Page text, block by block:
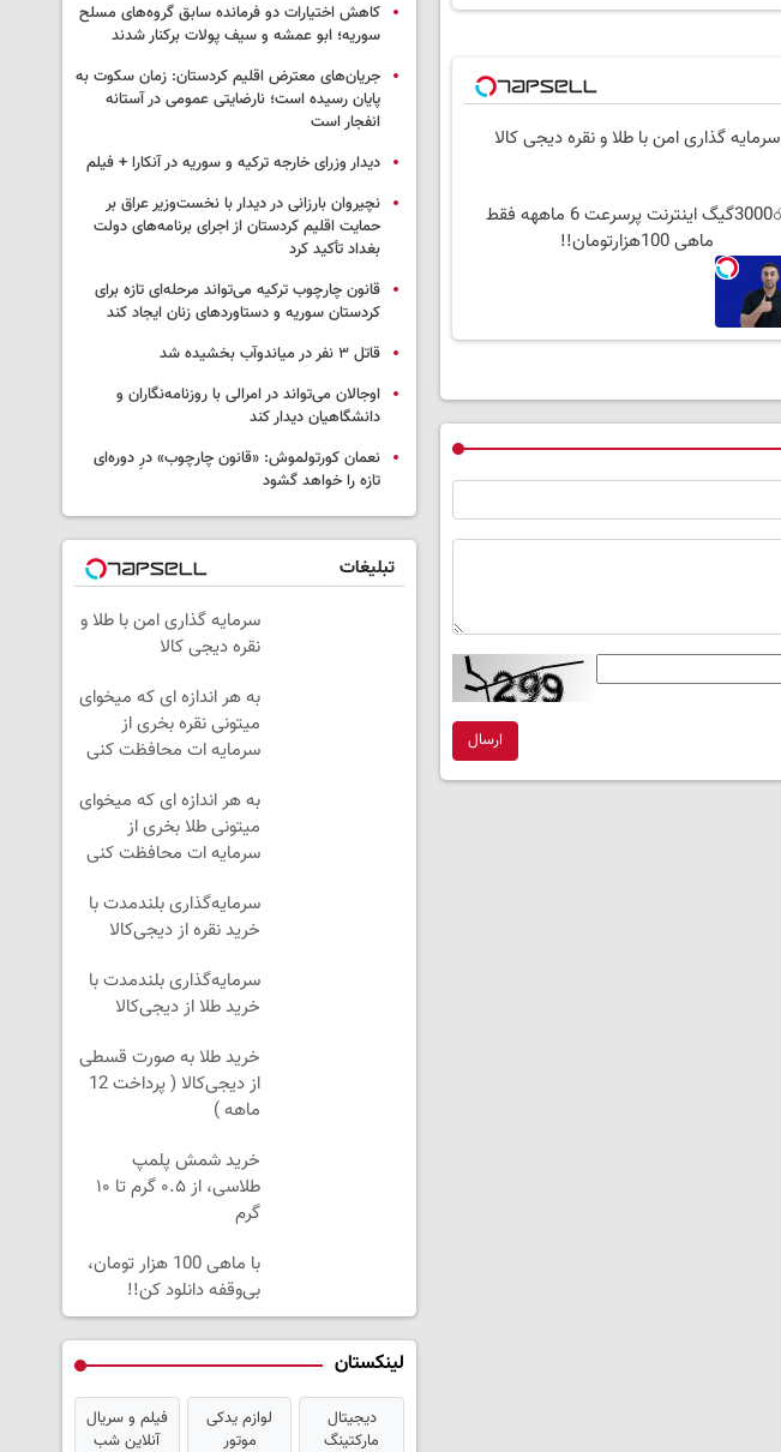
سرمایه گذاری امن با طلا و نقره دیجی کالا
☄️3000گیگ اینترنت پرسرعت 6 ماههه فقط
ماهی 100هزارتومان!!
ارسال
کاهش اختیارات دو فرمانده سابق گروه‌های مسلح
سوریه؛ ابو عمشه و سیف پولات برکنار شدند
جریان‌های معترض اقلیم کردستان: زمان سکوت به
پایان رسیده است؛ نارضایتی عمومی در آستانه
انفجار است
دیدار وزرای خارجه ترکیه و سوریه در آنکارا + فیلم
نچیروان بارزانی در دیدار با نخست‌وزیر عراق بر
حمایت اقلیم کردستان از اجرای برنامه‌های دولت
بغداد تأکید کرد
قانون چارچوب ترکیه می‌تواند مرحله‌ای تازه برای
کردستان سوریه و دستاوردهای زنان ایجاد کند
قاتل ٣ نفر در میاندوآب بخشیده شد
اوجالان می‌تواند در امرالی با روزنامه‌نگاران و
دانشگاهیان دیدار کند
نعمان کورتولموش: «قانون چارچوب» درِ دوره‌ای
تازه را خواهد گشود
تبلیغات
سرمایه گذاری امن با طلا و
نقره دیجی کالا
به هر اندازه ای که میخوای
میتونی نقره بخری از
سرمایه ات محافظت کنی
به هر اندازه ای که میخوای
میتونی طلا بخری از
سرمایه ات محافظت کنی
سرمایه‌گذاری بلندمدت با
خرید نقره از دیجی‌کالا
سرمایه‌گذاری بلندمدت با
خرید طلا از دیجی‌کالا
خرید طلا به صورت قسطی
از دیجی‌کالا ( پرداخت 12
ماهه )
خرید شمش پلمپ
طلاسی، از ۰.۵ گرم تا ۱۰
گرم
با ماهی 100 هزار تومان،
بی‌وقفه دانلود کن!!
لینکستان
دیجیتال
مارکتینگ
لوازم یدکی
موتور
فیلم و سریال
آنلاین شب